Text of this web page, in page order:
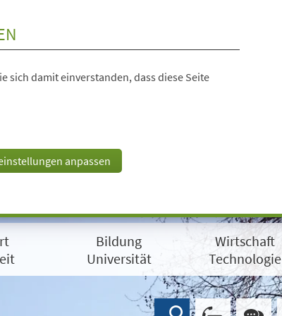
sich damit einverstanden, dass diese Seite
anpassen
Bildung
Universität
Wirtschaft
Technologie